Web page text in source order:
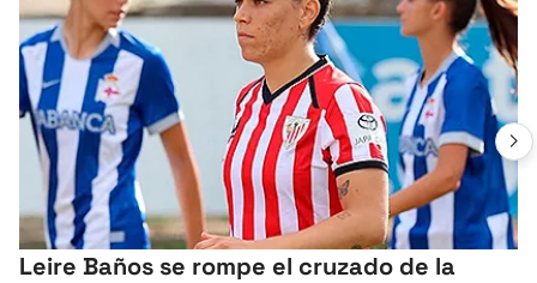
Leire Baños se rompe el cruzado de la